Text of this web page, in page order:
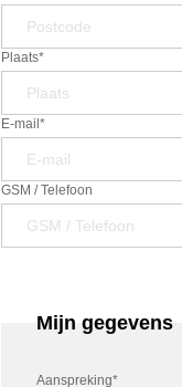
Plaats*
E-mail*
GSM / Telefoon
Mijn gegevens
Aanspreking*